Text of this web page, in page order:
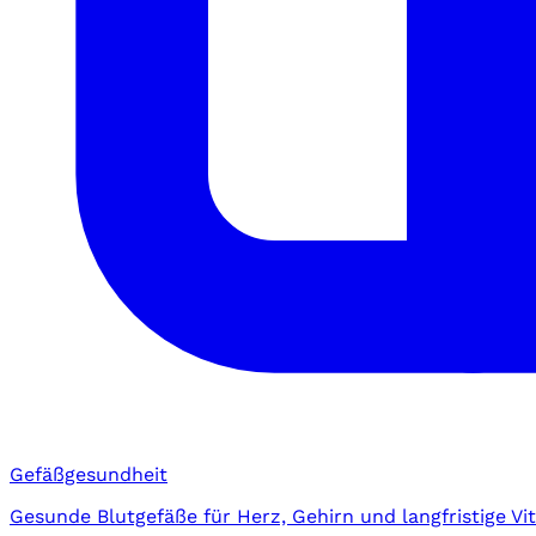
Gefäßgesundheit
Gesunde Blutgefäße für Herz, Gehirn und langfristige